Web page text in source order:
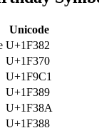
Unicode
U+1F382
U+1F370
U+1F9C1
U+1F389
U+1F38A
U+1F388